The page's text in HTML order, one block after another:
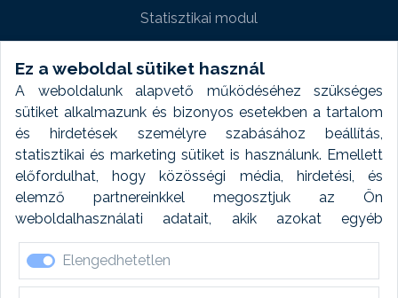
Ez a weboldal sütiket használ
A weboldalunk alapvető működéséhez szükséges
sütiket alkalmazunk és bizonyos esetekben a tartalom
és hirdetések személyre szabásához beállítás,
statisztikai és marketing sütiket is használunk. Emellett
előfordulhat, hogy közösségi média, hirdetési, és
elemző partnereinkkel megosztjuk az Ön
weboldalhasználati adatait, akik azokat egyéb
forrásokból gyűjtött adatokkal kombinálhatják. A sütik
elfogadásával kapcsolatosan naplózást végzünk és
ezen adatokat 6 hónap után automatikusan töröljük. A
Elengedhetetlen
Statisztikai modul
Weboldal modul
Fényképtár extra modul
Autómosó modul
Feladatütemezés